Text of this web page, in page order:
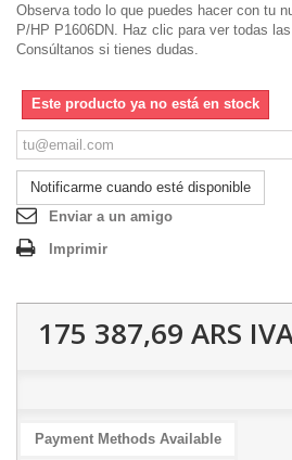
Observa todo lo que puedes hacer con tu
P/HP P1606DN. Haz clic para ver todas
Consúltanos si tienes dudas.
Este producto ya no está en stock
Notificarme cuando esté disponible
Enviar a un amigo
Imprimir
175 387,69 ARS
Payment Methods Available